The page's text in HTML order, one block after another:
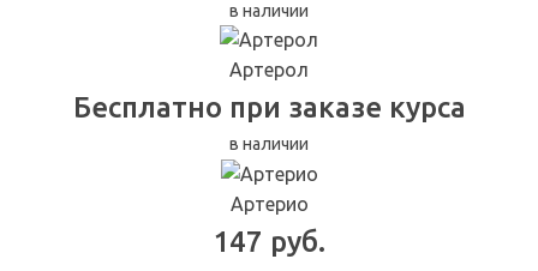
в наличии
Артерол
Бесплатно при заказе курса
в наличии
Артерио
147 руб.